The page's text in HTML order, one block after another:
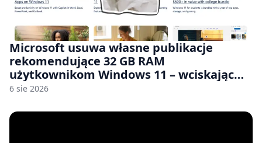
Microsoft usuwa własne publikacje
rekomendujące 32 GB RAM
użytkownikom Windows 11 – wciskając
nam przy tym komputery z 8 GB RAM po
6 sie 2026